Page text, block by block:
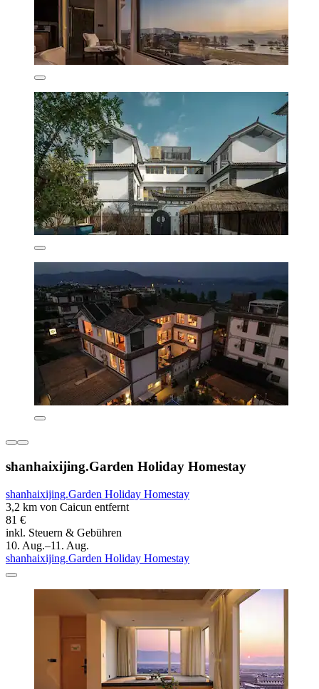
shanhaixijing.Garden Holiday Homestay
shanhaixijing.Garden Holiday Homestay
3,2 km von Caicun entfernt
81 €
inkl. Steuern & Gebühren
10. Aug.–11. Aug.
shanhaixijing.Garden Holiday Homestay